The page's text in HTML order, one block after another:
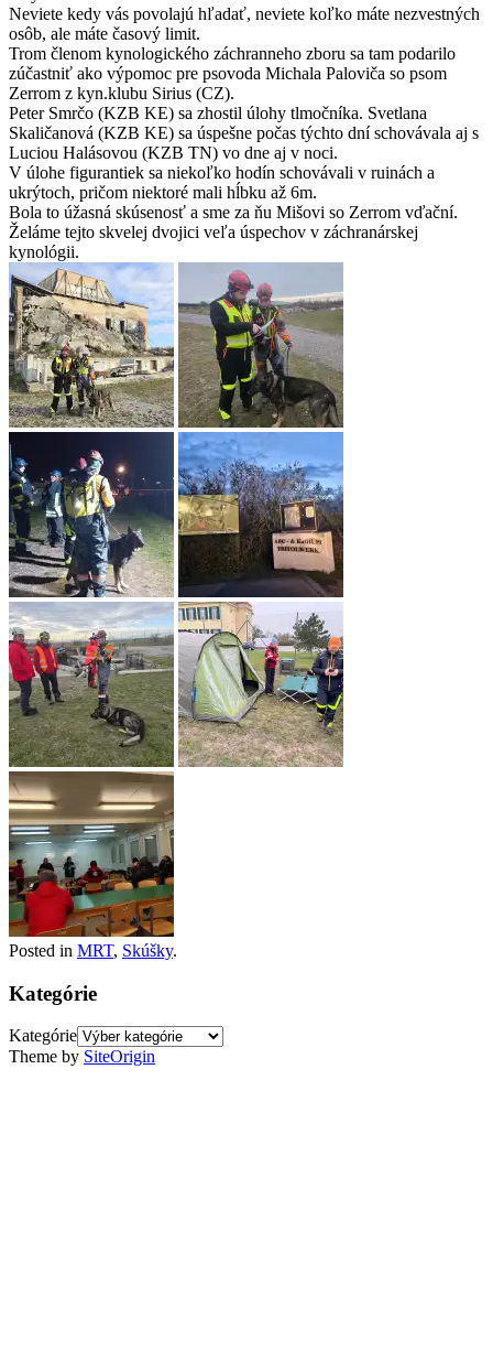
Neviete kedy vás povolajú hľadať, neviete koľko máte nezvestných
osôb, ale máte časový limit.
Trom členom kynologického záchranneho zboru sa tam podarilo
zúčastniť ako výpomoc pre psovoda Michala Paloviča so psom
Zerrom z kyn.klubu Sirius (CZ).
Peter Smrčo (KZB KE) sa zhostil úlohy tlmočníka. Svetlana
Skaličanová (KZB KE) sa úspešne počas týchto dní schovávala aj s
Luciou Halásovou (KZB TN) vo dne aj v noci.
V úlohe figurantiek sa niekoľko hodín schovávali v ruinách a
ukrýtoch, pričom niektoré mali hĺbku až 6m.
Bola to úžasná skúsenosť a sme za ňu Mišovi so Zerrom vďační.
Želáme tejto skvelej dvojici veľa úspechov v záchranárskej
kynológii.
Posted in MRT, Skúšky.
Kategórie
Kategórie
Theme by SiteOrigin